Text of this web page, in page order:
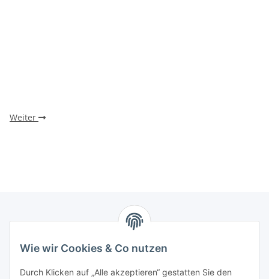
Wie wir Cookies & Co nutzen
Durch Klicken auf „Alle akzeptieren“ gestatten Sie den
Weiter
Gesetzliche Informationen